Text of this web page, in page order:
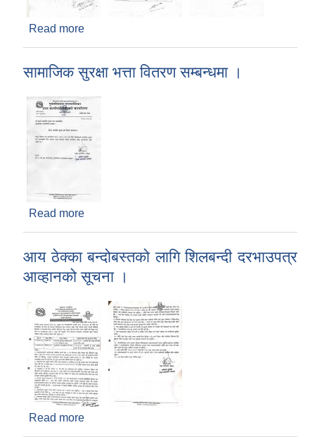
Read more
सामाजिक सुरक्षा भत्ता वितरण सम्बन्धमा ।
Read more
आय ठेक्का बन्दोबस्तको लागि शिलबन्दी दरभाउपत्र
आव्हानको सूचना ।
Read more